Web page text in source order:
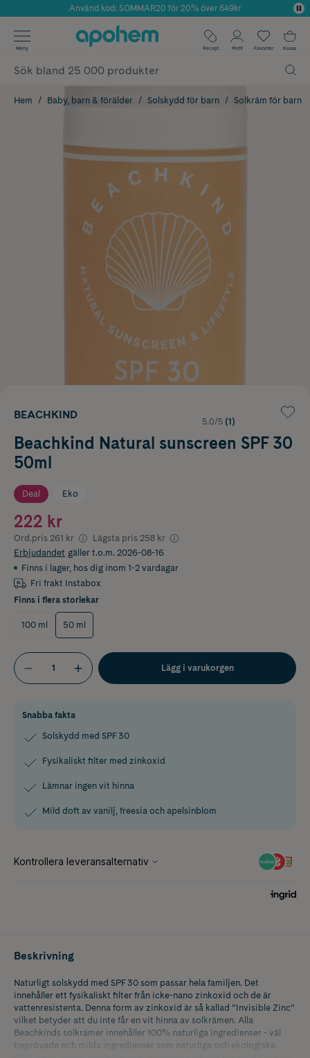
Årets Butik 2025 inom Skönhet
Använd kod: SOMMAR20 för 20% över 649kr
✓ Fri frakt
✓ Poäng på alla köp*
Meny Recept Profil Favoriter Kassa
Hem Baby, barn & förälder Solskydd för barn Solkräm för barn
BEACHKIND
5.0/5 (1)
Beachkind Natural sunscreen SPF 30
50ml
Deal Eko
222 kr
Ord.pris 261 kr Lägsta pris 258 kr
Erbjudandet gäller t.o.m. 2026-08-16
Finns i lager, hos dig inom 1-2 vardagar
Fri frakt Instabox
Finns i flera storlekar
100 ml 50 ml
Lägg i varukorgen
Snabba fakta
Solskydd med SPF 30
Fysikaliskt filter med zinkoxid
Lämnar ingen vit hinna
Mild doft av vanilj, freesia och apelsinblom
Beskrivning
Naturligt solskydd med SPF 30 som passar hela familjen. Det
innehåller ett fysikaliskt filter från icke-nano zinkoxid och de är
vattenresistenta. Denna form av zinkoxid är så kallad ”Invisible Zinc”
vilket betyder att du inte får en vit hinna av solkrämen. Alla
Beachkinds solkrämer innehåller 100% naturliga ingredienser - väl
beprövade och milda ingredienser som naturliga och ekologiska